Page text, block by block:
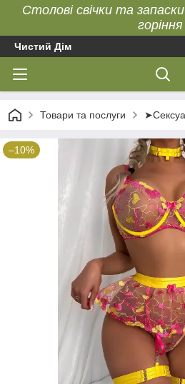
Столові свічки та
горіння
Чистий Дім
Товари та послуги
–10%